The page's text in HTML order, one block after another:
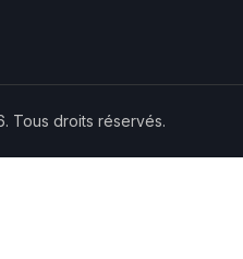
Tous droits réservés.